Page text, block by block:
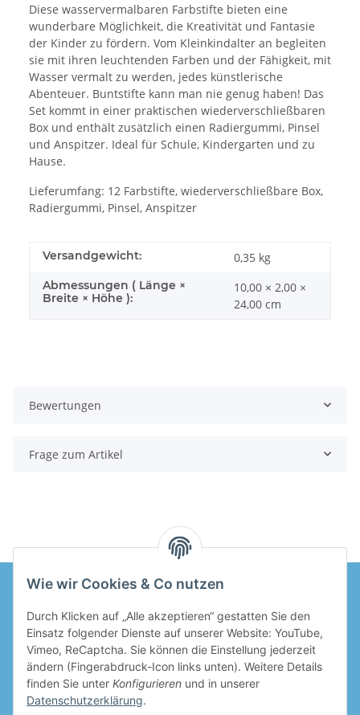
Diese wasservermalbaren Farbstifte bieten eine
wunderbare Möglichkeit, die Kreativität und Fantasie
der Kinder zu fördern. Vom Kleinkindalter an begleiten
sie mit ihren leuchtenden Farben und der Fähigkeit, mit
Wasser vermalt zu werden, jedes künstlerische
Abenteuer. Buntstifte kann man nie genug haben! Das
Set kommt in einer praktischen wiederverschließbaren
Box und enthält zusätzlich einen Radiergummi, Pinsel
und Anspitzer. Ideal für Schule, Kindergarten und zu
Hause.
Lieferumfang: 12 Farbstifte, wiederverschließbare Box,
Radiergummi, Pinsel, Anspitzer
Versandgewicht: 0,35 kg
Abmessungen ( Länge ×
Breite × Höhe ):
10,00 × 2,00 ×
24,00 cm
Bewertungen
Frage zum Artikel
Informationen
Gesetzliche Informationen
Wie wir Cookies & Co nutzen
Durch Klicken auf „Alle akzeptieren“ gestatten Sie den
Einsatz folgender Dienste auf unserer Website: YouTube,
Vimeo, ReCaptcha. Sie können die Einstellung jederzeit
ändern (Fingerabdruck-Icon links unten). Weitere Details
finden Sie unter Konfigurieren und in unserer
Datenschutzerklärung.